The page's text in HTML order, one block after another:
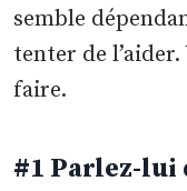
semble
tenter de
faire.
#1 Parlez-lui